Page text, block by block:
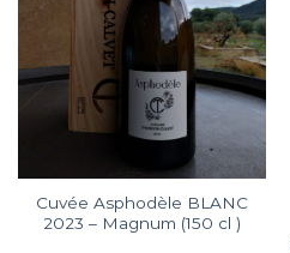
Cuvée Asphodèle BLANC
2023 – Magnum (150 cl )